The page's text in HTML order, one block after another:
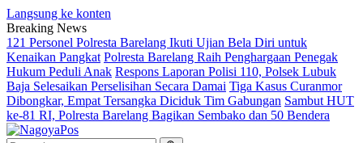
Langsung ke konten
Breaking News
121 Personel Polresta Barelang Ikuti Ujian Bela Diri untuk
Kenaikan Pangkat Polresta Barelang Raih Penghargaan Penegak
Hukum Peduli Anak Respons Laporan Polisi 110, Polsek Lubuk
Baja Selesaikan Perselisihan Secara Damai Tiga Kasus Curanmor
Dibongkar, Empat Tersangka Diciduk Tim Gabungan Sambut HUT
ke-81 RI, Polresta Barelang Bagikan Sembako dan 50 Bendera